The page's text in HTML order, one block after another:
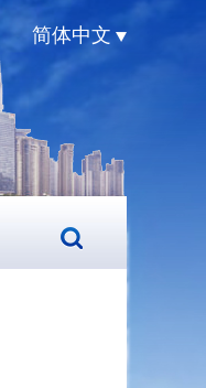
简体中文